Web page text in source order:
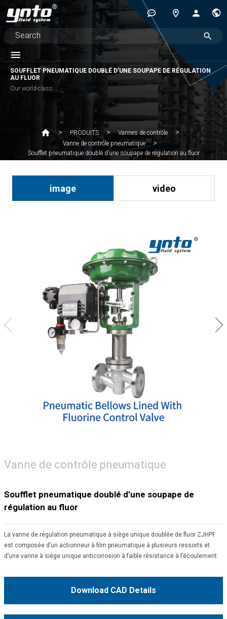
SOUFFLET PNEUMATIQUE DOUBLÉ D’UNE SOUPAPE DE RÉGULATION
AU FLUOR
Our world-class
PRODUITS
Vannes de contrôle
Vanne de contrôle pneumatique
Soufflet pneumatique doublé d’une soupape de régulation au fluor
image video
Vanne de contrôle pneumatique
Soufflet pneumatique doublé d’une soupape de
régulation au fluor
La vanne de régulation pneumatique à siège unique doublée de fluor ZJHPF
est composée d’un actionneur à film pneumatique à plusieurs ressorts et
d’une vanne à siège unique anticorrosion à faible résistance à l’écoulement.
Download CAD Details